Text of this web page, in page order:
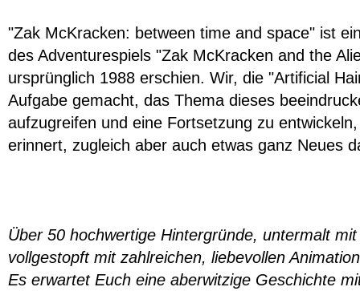
"Zak McKracken: between time and space" ist
des Adventurespiels "Zak McKracken and the
ursprünglich 1988 erschien. Wir, die "Artificial
Aufgabe gemacht, das Thema dieses
aufzugreifen und eine Fortsetzung zu
erinnert, zugleich aber auch etwas ganz Neues
Über 50 hochwertige Hintergründe, untermalt
vollgestopft mit zahlreichen, liebevollen
Es erwartet Euch eine aberwitzige Geschichte